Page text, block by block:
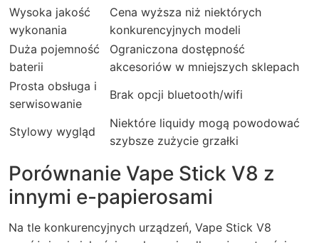
Wysoka jakość
wykonania
Cena wyższa niż niektórych
konkurencyjnych modeli
Duża pojemność
baterii
Ograniczona dostępność
akcesoriów w mniejszych sklepach
Prosta obsługa i
serwisowanie
Brak opcji bluetooth/wifi
Stylowy wygląd
Niektóre liquidy mogą powodować
szybsze zużycie grzałki
Porównanie Vape Stick V8 z
innymi e-papierosami
Na tle konkurencyjnych urządzeń, Vape Stick V8